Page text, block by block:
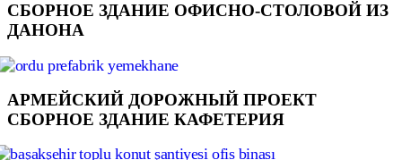
СБОРНОЕ ЗДАНИЕ ОФИСНО-СТОЛОВОЙ ИЗ
ДАНОНА
АРМЕЙСКИЙ ДОРОЖНЫЙ ПРОЕКТ
СБОРНОЕ ЗДАНИЕ КАФЕТЕРИЯ